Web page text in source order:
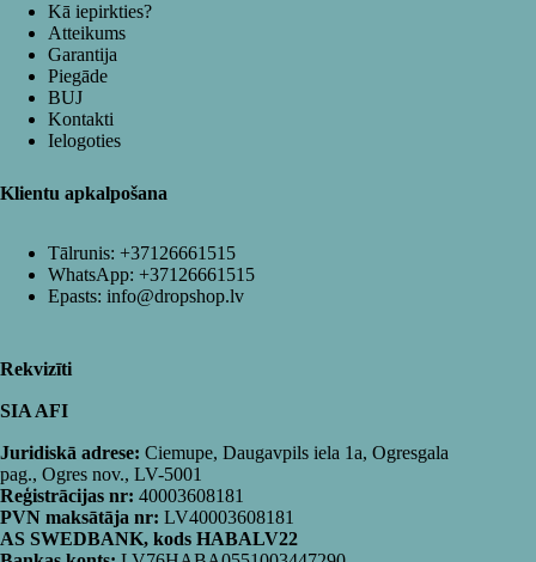
Kā iepirkties?
Atteikums
Garantija
Piegāde
BUJ
Kontakti
Ielogoties
Klientu apkalpošana
Tālrunis: +37126661515
WhatsApp: +37126661515
Epasts: info@dropshop.lv
Rekvizīti
SIA AFI
Juridiskā adrese: Ciemupe, Daugavpils iela 1a, Ogresgala
pag., Ogres nov., LV-5001
Reģistrācijas nr: 40003608181
PVN maksātāja nr: LV40003608181
AS SWEDBANK, kods HABALV22